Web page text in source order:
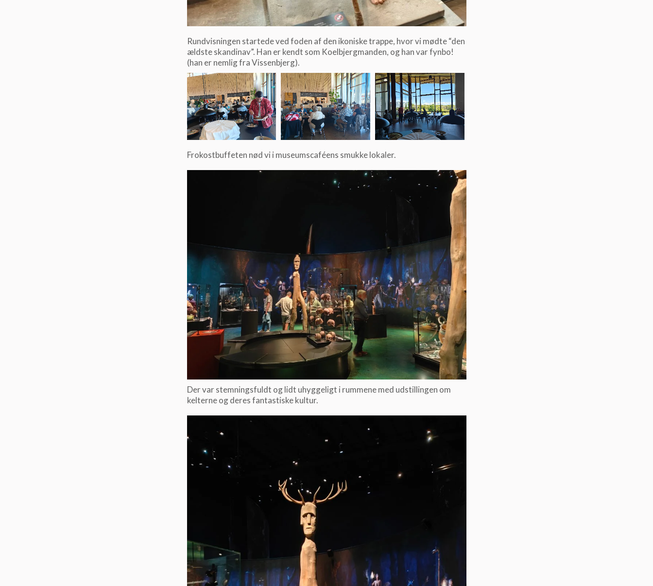
Rundvisningen startede ved foden af den ikoniske trappe, hvor vi mødte “den
ældste skandinav”. Han er kendt som Koelbjergmanden, og han var fynbo!
(han er nemlig fra Vissenbjerg).
Frokostbuffeten nød vi i museumscaféens smukke lokaler.
Der var stemningsfuldt og lidt uhyggeligt i rummene med udstillingen om
kelterne og deres fantastiske kultur.